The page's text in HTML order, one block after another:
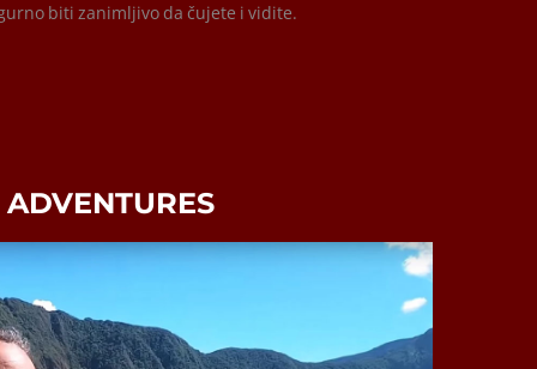
biti zanimljivo da čujete i vidite.